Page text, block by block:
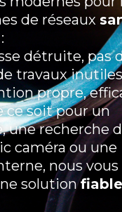
de réseaux
:
détruite, pas
travaux
propre,
ce soit pour un
une recherche
caméra ou une
nous vous
solution